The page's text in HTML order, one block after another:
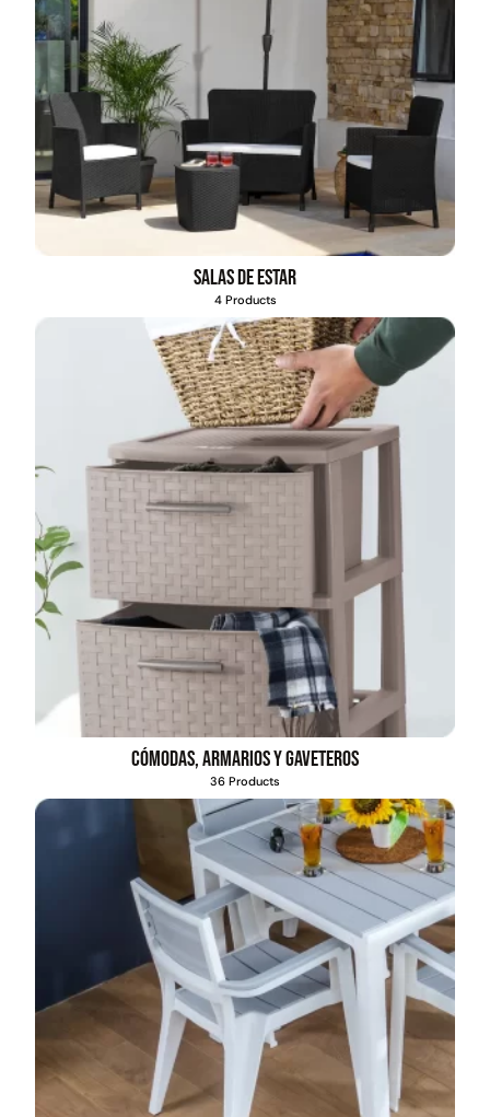
Salas de estar
4 Products
Cómodas, armarios y gaveteros
36 Products